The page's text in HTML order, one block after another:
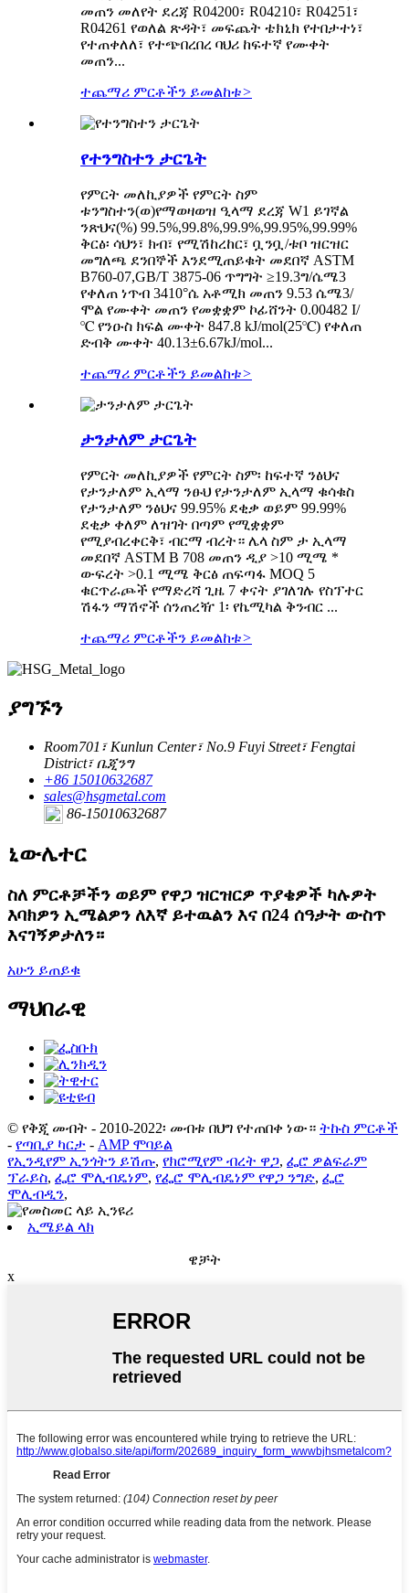
መጠን መለየት ደረጃ R04200፣ R04210፣ R04251፣
R04261 የወለል ጽዳት፣ መፍጨት ቴክኒክ የተበታተነ፣
የተጠቀለለ፣ የተጭበረበረ ባህሪ ከፍተኛ የሙቀት
መጠን...
ተጨማሪ ምርቶችን ይመልከቱ>
የተንግስተን ታርጌት
የምርት መለኪያዎች የምርት ስም
ቱንግስተን(ወ)የማወዛወዝ ዒላማ ደረጃ W1 ይገኛል
ንጽህና(%) 99.5%,99.8%,99.9%,99.95%,99.99%
ቅርፅ፡ ሳህን፣ ክብ፣ የሚሽከረከር፣ ቧንቧ/ቱቦ ዝርዝር
መግለጫ ደንበኞች እንደሚጠይቁት መደበኛ ASTM
B760-07,GB/T 3875-06 ጥግግት ≥19.3ግ/ሴሜ3
የቀለጠ ነጥብ 3410°ሴ አቶሚክ መጠን 9.53 ሴሜ3/
ሞል የሙቀት መጠን የመቋቋም ኮፊሸንት 0.00482 I/
℃ የንዑስ ክፍል ሙቀት 847.8 kJ/mol(25℃) የቀለጠ
ድብቅ ሙቀት 40.13±6.67kJ/mol...
ተጨማሪ ምርቶችን ይመልከቱ>
ታንታለም ታርጌት
የምርት መለኪያዎች የምርት ስም፡ ከፍተኛ ንፅህና
የታንታለም ኢላማ ንፁህ የታንታለም ኢላማ ቁሳቁስ
የታንታለም ንፅህና 99.95% ደቂቃ ወይም 99.99%
ደቂቃ ቀለም ለዝገት በጣም የሚቋቋም
የሚያብረቀርቅ፣ ብርማ ብረት። ሌላ ስም ታ ኢላማ
መደበኛ ASTM B 708 መጠን ዲያ >10 ሚሜ *
ውፍረት >0.1 ሚሜ ቅርፅ ጠፍጣፋ MOQ 5
ቁርጥራጮች የማድረሻ ጊዜ 7 ቀናት ያገለገሉ የስፕተር
ሽፋን ማሽኖች ሰንጠረዥ 1፡ የኬሚካል ቅንብር ...
ተጨማሪ ምርቶችን ይመልከቱ>
ያግኙን
Room701፣ Kunlun Center፣ No.9 Fuyi Street፣ Fengtai
District፣ ቤጂንግ
+86 15010632687
sales@hsgmetal.com
86-15010632687
ኒውሌተር
ስለ ምርቶቻችን ወይም የዋጋ ዝርዝርዎ ጥያቄዎች ካሉዎት
እባክዎን ኢሜልዎን ለእኛ ይተዉልን እና በ24 ሰዓታት ውስጥ
እናገኝዎታለን።
አሁን ይጠይቁ
ማህበራዊ
© የቅጂ መብት - 2010-2022፡ መብቱ በህግ የተጠበቀ ነው። ትኩስ ምርቶች
- የጣቢያ ካርታ - AMP ሞባይል
የኢንዲየም ኢንጎትን ይሽጡ, የክሮሚየም ብረት ዋጋ, ፌሮ ዎልፍራም
ፕራይስ, ፌሮ ሞሊብዴነም, የፌሮ ሞሊብዴነም የዋጋ ንግድ, ፌሮ
ሞሊብዲን,
ኢሜይል ላክ
ዌቻት
x